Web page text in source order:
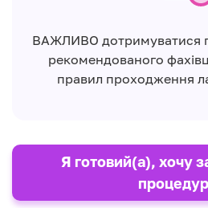
ВАЖЛИВО дотримуватися
рекомендованого
правил проходження
Я готовий(а), хочу